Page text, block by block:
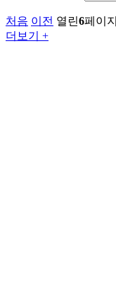
처음 이전 열린6페이지
더보기 +